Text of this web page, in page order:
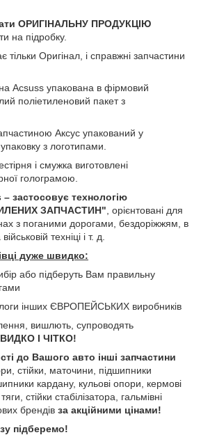
ОРИГІНАЛЬНУ ПРОДУКЦІЮ
на підробку.
Оригінал, і справжні запчастини
Acsuss упакована в фірмовий
поліетиленовий пакет з
Аксус упакований у
з логотипами.
і смужка виготовлені
голограмою.
застосовує технологію
ЗАПЧАСТИН" , орієнтовані для
з поганими дорогами, бездоріжжям, в
техніці і т. д.
дуже швидко:
або підберуть Вам правильну
інших ЄВРОПЕЙСЬКИХ виробників
вишлють, супроводять
І ЧІТКО!
до Вашого авто інші запчастини
стійки, маточини, підшипники
кардану, кульові опори, кермові
стійки стабілізатора, гальмівні
брендів за акційними цінами!
підберемо!